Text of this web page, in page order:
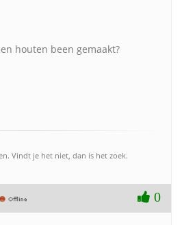
houten been gemaakt?
Vindt je het niet, dan is het zoek.
0